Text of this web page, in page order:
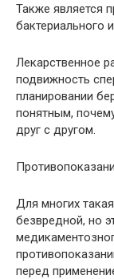
Также является
бактериального
Лекарственное
подвижность
планировании
понятным,
друг с другом.
Для многих
безвредной, но
перед